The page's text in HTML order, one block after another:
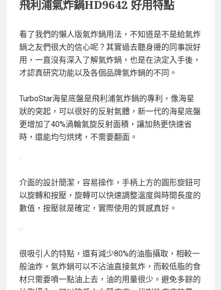
飛利浦氣炸鍋HD9642 好用特點
看了我們的懶人版氣炸鍋用法，不知道是不是給氣炸
鍋之友們很大的信心呢？其實過去聽身邊的同事說好
用，一直沒有深入了解氣炸鍋，也是在決定入手後，
才認真研究功能以及各個品牌氣炸鍋的不同。
TurboStar海星底盤是飛利浦氣炸鍋的專利，像海星
狀的突起，可以很好的反射氣體，新一代的海星底盤
更增加了40%渦輪氣旋反射面積，讓加熱更快速省
時，還能均勻烘烤，不需要翻面。
介面的設計簡潔，容易操作，手柄上方的圓形旋鈕可
以旋轉和按壓，旋轉可以快速調整溫度與時間長度的
數值，按壓就是確定，實際使用的質感真好。
很吸引人的特點，還有減少80%的油脂攝取，相較一
般油炸，氣炸鍋可以不沾油直接氣炸，而較低脂的食
材只需要噴一點油上去，油的用量很少。避免多餘的